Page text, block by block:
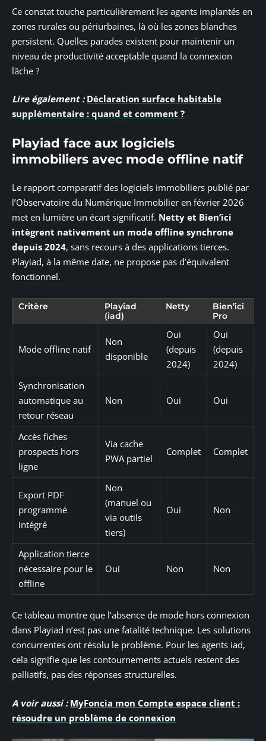
Ce constat touche particulièrement les agents implantés en
zones rurales ou périurbaines, là où les zones blanches
persistent. Quelles parades existent pour maintenir un
niveau de productivité acceptable quand la connexion
lâche ?
Lire également : Déclaration surface habitable
supplémentaire : quand et comment ?
Playiad face aux logiciels
immobiliers avec mode offline natif
Le rapport comparatif des logiciels immobiliers publié par
l’Observatoire du Numérique Immobilier en février 2026
met en lumière un écart significatif. Netty et Bien’ici
intègrent nativement un mode offline synchrone
depuis 2024, sans recours à des applications tierces.
Playiad, à la même date, ne propose pas d’équivalent
fonctionnel.
Critère
Playiad
(iad)
Netty
Bien’ici
Pro
Mode offline natif
Non
disponible
Oui
(depuis
2024)
Oui
(depuis
2024)
Synchronisation
automatique au
retour réseau
Non Oui Oui
Accès fiches
prospects hors
ligne
Via cache
PWA partiel
Complet Complet
Export PDF
programmé
intégré
Non
(manuel ou
via outils
tiers)
Oui Non
Application tierce
nécessaire pour le
offline
Oui Non Non
Ce tableau montre que l’absence de mode hors connexion
dans Playiad n’est pas une fatalité technique. Les solutions
concurrentes ont résolu le problème. Pour les agents iad,
cela signifie que les contournements actuels restent des
palliatifs, pas des réponses structurelles.
A voir aussi : MyFoncia mon Compte espace client :
résoudre un problème de connexion